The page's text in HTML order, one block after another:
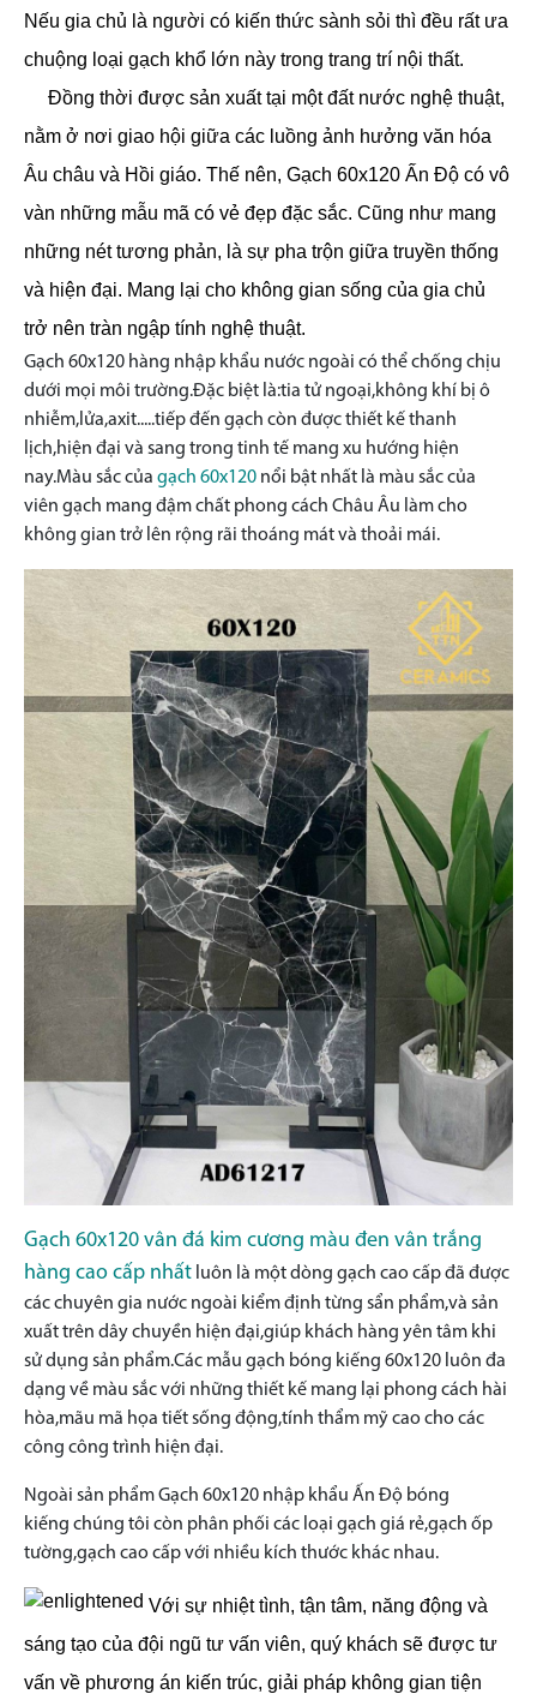
Nếu gia chủ là người có kiến thức sành sỏi thì đều rất ưa
chuộng loại gạch khổ lớn này trong trang trí nội thất.
Đồng thời được sản xuất tại một đất nước nghệ thuật,
nằm ở nơi giao hội giữa các luồng ảnh hưởng văn hóa
Âu châu và Hồi giáo. Thế nên, Gạch 60x120 Ấn Độ có vô
vàn những mẫu mã có vẻ đẹp đặc sắc. Cũng như mang
những nét tương phản, là sự pha trộn giữa truyền thống
và hiện đại. Mang lại cho không gian sống của gia chủ
trở nên tràn ngập tính nghệ thuật.
Gạch 60x120 hàng nhập khẩu nước ngoài có thể chống chịu
dưới mọi môi trường.Đặc biệt là:tia tử ngoại,không khí bị ô
nhiễm,lửa,axit.....tiếp đến gạch còn được thiết kế thanh
lịch,hiện đại và sang trong tinh tế mang xu hướng hiện
nay.Màu sắc của gạch 60x120 nổi bật nhất là màu sắc của
viên gạch mang đậm chất phong cách Châu Âu làm cho
không gian trở lên rộng rãi thoáng mát và thoải mái.
Gạch 60x120 vân đá kim cương màu đen vân trắng
hàng cao cấp nhất luôn là một dòng gạch cao cấp đã được
các chuyên gia nước ngoài kiểm định từng sẩn phẩm,và sản
xuất trên dây chuyền hiện đại,giúp khách hàng yên tâm khi
sử dụng sản phẩm.Các mẫu gạch bóng kiếng 60x120 luôn đa
dạng về màu sắc với những thiết kế mang lại phong cách hài
hòa,mãu mã họa tiết sống động,tính thẩm mỹ cao cho các
công công trình hiện đại.
Ngoài sản phẩm Gạch 60x120 nhập khẩu Ấn Độ bóng
kiếng chúng tôi còn phân phối các loại gạch giá rẻ,gạch ốp
tường,gạch cao cấp với nhiều kích thước khác nhau.
Với sự nhiệt tình, tận tâm, năng động và
sáng tạo của đội ngũ tư vấn viên, quý khách sẽ được tư
vấn về phương án kiến trúc, giải pháp không gian tiện